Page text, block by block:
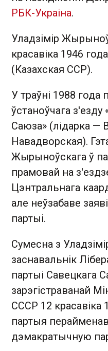
РБК-Украіна.
Уладзімір
красавіка 1946
(Казахская ССР).
У траўні 1988
ўстаноўчага
Саюза» (лідарка —
Навадворская).
Жырыноўскага ў
прамовай на
Цэнтральнага
але неўзабаве
партыі.
Сумесна з
заснавальнік
партыі Савецкага
зарэгістраванай
СССР 12 красавіка
партыя
дэмакратычную